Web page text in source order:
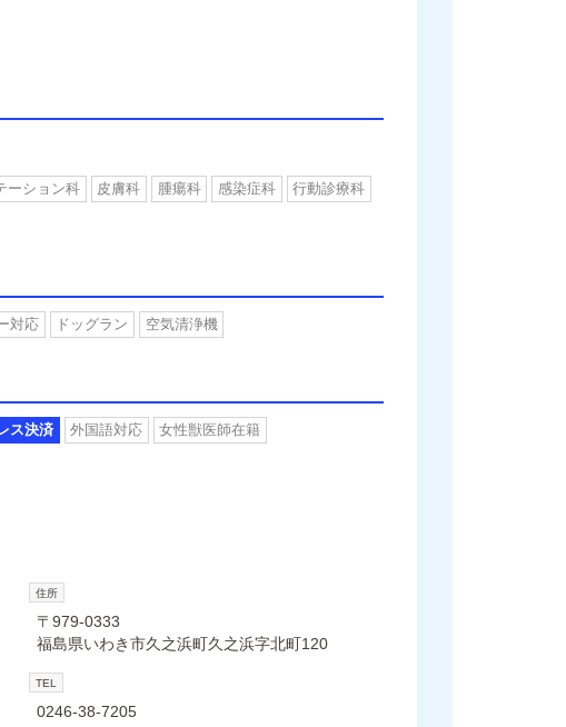
ーション科 皮膚科 腫瘍科 感染症科
行動診療科
対応 ドッグラン 空気清浄機
ス決済 外国語対応
女性獣医師在籍
住所
〒979-0333
福島県いわき市久之浜町久之浜字北町120
TEL
0246-38-7205